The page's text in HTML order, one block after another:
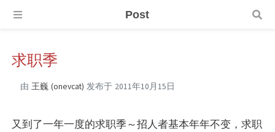
Post
求职季
由 王巍 (onevcat) 发布于 2011年10月15日
又到了一年一度的求职季～招人者基本年年不变，求职